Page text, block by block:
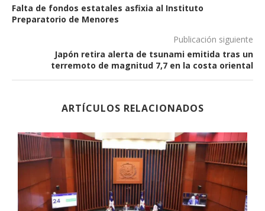
Falta de fondos estatales asfixia al Instituto
Preparatorio de Menores
Publicación siguiente
Japón retira alerta de tsunami emitida tras un
terremoto de magnitud 7,7 en la costa oriental
ARTÍCULOS RELACIONADOS